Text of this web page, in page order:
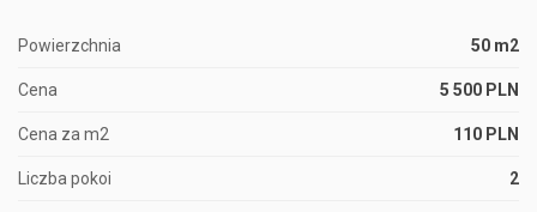
Powierzchnia 50 m2
Cena 5 500 PLN
Cena za m2 110 PLN
Liczba pokoi 2